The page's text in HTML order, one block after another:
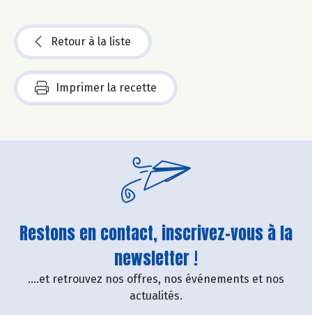
Retour à la liste
Imprimer la recette
Restons en contact, inscrivez-vous à la
newsletter !
....et retrouvez nos offres, nos événements et nos
actualités.